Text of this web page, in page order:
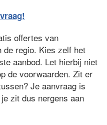
offertes van
de regio. Kies zelf het
aanbod. Let hierbij niet
de voorwaarden. Zit er
Je aanvraag is
zit dus nergens aan